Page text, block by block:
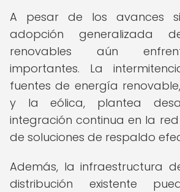
A pesar de los avances
adopción generalizada
renovables aún
importantes. La
fuentes de energía
y la eólica, plantea
integración continua en la
de soluciones de respaldo
Además, la infraestructura
distribución existente